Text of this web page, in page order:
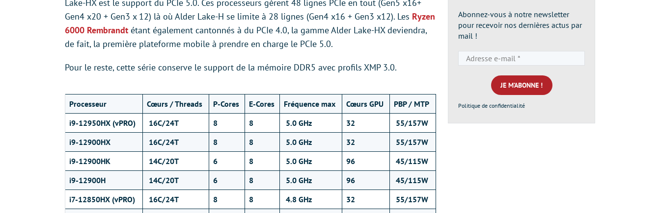
Lake-HX est le support du PCIe 5.0. Ces processeurs gèrent 48 lignes PCIe en tout (Gen5 x16+
Gen4 x20 + Gen3 x 12) là où Alder Lake-H se limite à 28 lignes (Gen4 x16 + Gen3 x12). Les Ryzen
6000 Rembrandt étant également cantonnés à du PCIe 4.0, la gamme Alder Lake-HX deviendra,
de fait, la première plateforme mobile à prendre en charge le PCIe 5.0.
Pour le reste, cette série conserve le support de la mémoire DDR5 avec profils XMP 3.0.
Processeur Cœurs / Threads P-Cores E-Cores Fréquence max Cœurs GPU
PBP / MTP
i9-12950HX (vPRO)
16C/24T 8 8 5.0 GHz 32
55/157W
i9-12900HX
16C/24T 8 8 5.0 GHz 32
55/157W
i9-12900HK
14C/20T 6 8 5.0 GHz 96
45/115W
i9-12900H
14C/20T 6 8 5.0 GHz 96
45/115W
i7-12850HX (vPRO)
16C/24T 8 8 4.8 GHz 32
55/157W
Abonnez-vous à notre newsletter
pour recevoir nos dernières actus par
mail !
e-
mail
*
Politique de confidentialité